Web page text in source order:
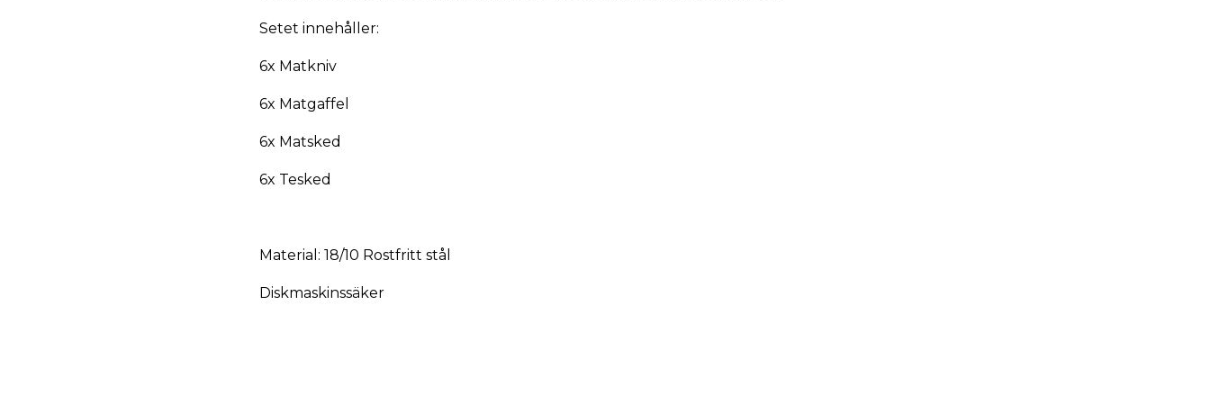
Setet innehåller:
6x Matkniv
6x Matgaffel
6x Matsked
6x Tesked
Material: 18/10 Rostfritt stål
Diskmaskinssäker